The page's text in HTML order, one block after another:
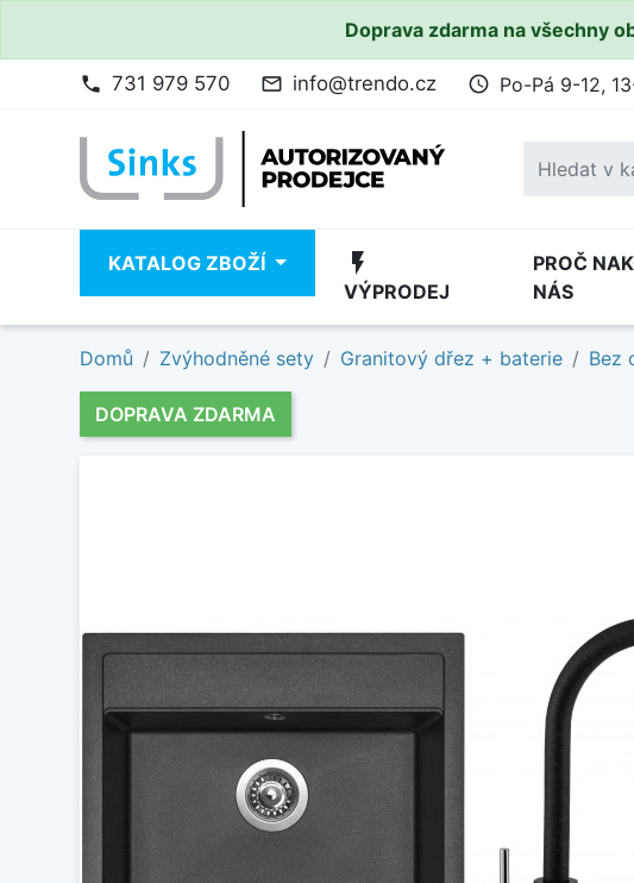
Doprava zdarma na všechny
phone 731 979 570 mail_outline info@trendo.cz access_time Po-Pá 9-12,
KATALOG ZBOŽÍ flash_on
VÝPRODEJ
PROČ
NÁS
Domů Zvýhodněné sety Granitový dřez + baterie Bez
DOPRAVA ZDARMA